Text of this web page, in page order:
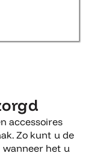
accessoires
Zo kunt u de
het u